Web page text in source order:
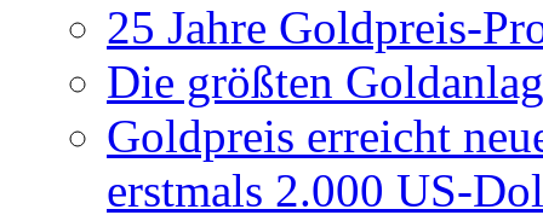
25 Jahre Goldpreis-
Die größten
Goldpreis erreicht
erstmals 2.000 US-